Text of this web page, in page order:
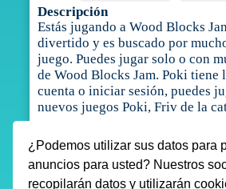
¿Podemos utilizar sus datos para
anuncios para usted? Nuestros
recopilarán datos y utilizarán
Descripción
Estás jugando a Wood Blocks
divertido y es buscado por
juego. Puedes jugar solo o con
de Wood Blocks Jam. Poki
cuenta o iniciar sesión, puedes
nuevos juegos Poki, Friv de la
Tags JUEGOS DE BLOQUES